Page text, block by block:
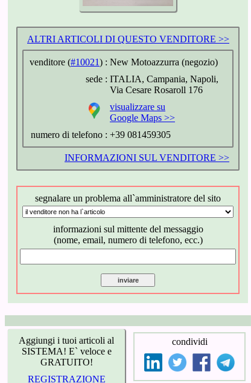
ALTRI ARTICOLI DI QUESTO VENDITORE >>
venditore (#10021) : New Motoazzurra (negozio)
sede : ITALIA, Campania, Napoli,
Via Cesare Rosaroll 176
visualizzare su
Google Maps >>
numero di telefono : +39 081459305
INFORMAZIONI SUL VENDITORE >>
segnalare un problema all`amministratore del sito
informazioni sul mittente del messaggio
(nome, email, numero di telefono, ecc.)
Aggiungi i tuoi articoli al
SISTEMA! E` veloce e
GRATUITO!
REGISTRAZIONE
condividi